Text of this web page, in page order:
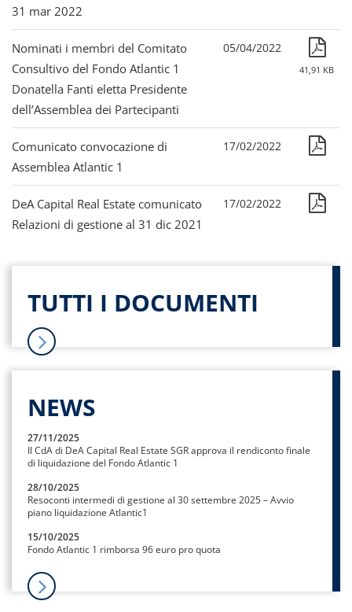
31 mar 2022
Nominati i membri del Comitato
Consultivo del Fondo Atlantic 1
Donatella Fanti eletta Presidente
dell’Assemblea dei Partecipanti
05/04/2022
41,91 KB
Comunicato convocazione di
Assemblea Atlantic 1
17/02/2022
DeA Capital Real Estate comunicato
Relazioni di gestione al 31 dic 2021
17/02/2022
TUTTI I DOCUMENTI
NEWS
27/11/2025
Il CdA di DeA Capital Real Estate SGR approva il rendiconto finale
di liquidazione del Fondo Atlantic 1
28/10/2025
Resoconti intermedi di gestione al 30 settembre 2025 – Avvio
piano liquidazione Atlantic1
15/10/2025
Fondo Atlantic 1 rimborsa 96 euro pro quota